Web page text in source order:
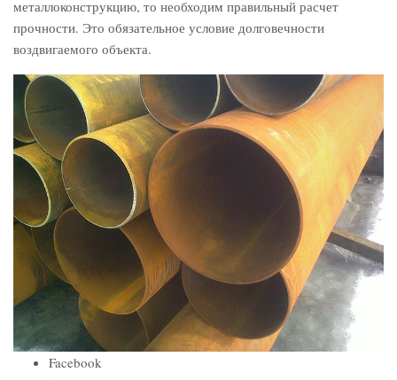
металлоконструкцию, то необходим правильный расчет
прочности. Это обязательное условие долговечности
воздвигаемого объекта.
Facebook